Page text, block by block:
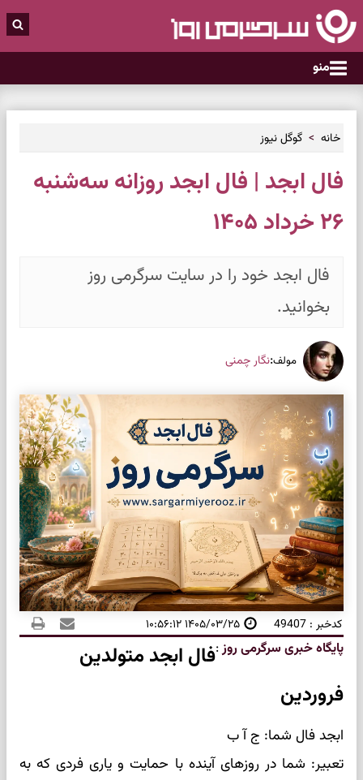
منو
خانه گوگل نیوز
فال ابجد | فال ابجد روزانه سه‌شنبه
۲۶ خرداد ۱۴۰۵
فال ابجد خود را در سایت سرگرمی روز
بخوانید.
مولف:نگار چمنی
کدخبر : 49407 ۱۴۰۵/۰۳/۲۵ ۱۰:۵۶:۱۲
پایگاه خبری سرگرمی روز:فال ابجد متولدین
فروردین
ابجد فال شما: ج آ ب
تعبیر: شما در روزهای آینده با حمایت و یاری فردی که به